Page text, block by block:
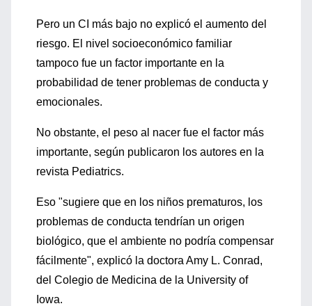
Pero un CI más bajo no explicó el aumento del
riesgo. El nivel socioeconómico familiar
tampoco fue un factor importante en la
probabilidad de tener problemas de conducta y
emocionales.
No obstante, el peso al nacer fue el factor más
importante, según publicaron los autores en la
revista Pediatrics.
Eso "sugiere que en los niños prematuros, los
problemas de conducta tendrían un origen
biológico, que el ambiente no podría compensar
fácilmente", explicó la doctora Amy L. Conrad,
del Colegio de Medicina de la University of
Iowa.